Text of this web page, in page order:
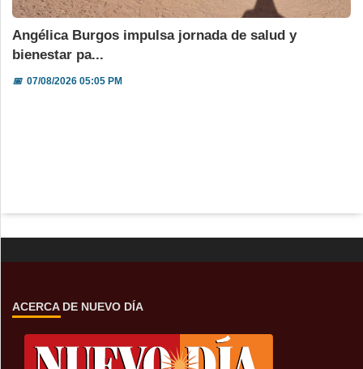
Angélica Burgos impulsa jornada de salud y
bienestar pa...
📅07/08/2026 05:05 PM
ACERCA DE NUEVO DÍA